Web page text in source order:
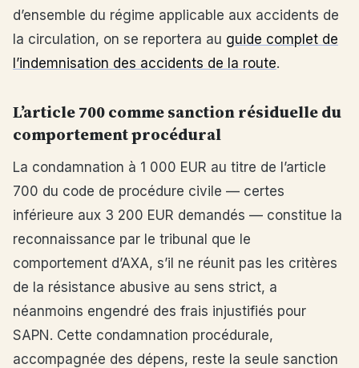
d’ensemble du régime applicable aux accidents de
la circulation, on se reportera au guide complet de
l’indemnisation des accidents de la route.
L’article 700 comme sanction résiduelle du
comportement procédural
La condamnation à 1 000 EUR au titre de l’article
700 du code de procédure civile — certes
inférieure aux 3 200 EUR demandés — constitue la
reconnaissance par le tribunal que le
comportement d’AXA, s’il ne réunit pas les critères
de la résistance abusive au sens strict, a
néanmoins engendré des frais injustifiés pour
SAPN. Cette condamnation procédurale,
accompagnée des dépens, reste la seule sanction